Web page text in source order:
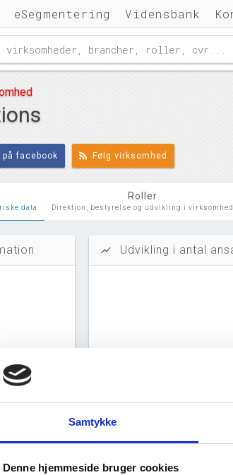
Samtykke
Denne hjemmeside bruger cookies
eSegmentering Vidensbank
på facebook Følg virksomhed
data
Roller
Direktion, bestyrelse og udvikling i virksomhed
Greve
show_chart Udvikling i antal